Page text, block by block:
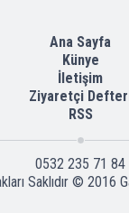
Ana Sayfa
Künye
İletişim
Ziyaretçi
RSS
0532 235 71 84
Saklıdır © 2016